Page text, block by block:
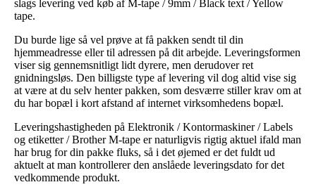
slags levering ved køb af M-tape / 9mm / Black text / Yellow
tape.
Du burde lige så vel prøve at få pakken sendt til din
hjemmeadresse eller til adressen på dit arbejde. Leveringsformen
viser sig gennemsnitligt lidt dyrere, men derudover ret
gnidningsløs. Den billigste type af levering vil dog altid vise sig
at være at du selv henter pakken, som desværre stiller krav om at
du har bopæl i kort afstand af internet virksomhedens bopæl.
Leveringshastigheden på Elektronik / Kontormaskiner / Labels
og etiketter / Brother M-tape er naturligvis rigtig aktuel ifald man
har brug for din pakke fluks, så i det øjemed er det fuldt ud
aktuelt at man kontrollerer den anslåede leveringsdato for det
vedkommende produkt.